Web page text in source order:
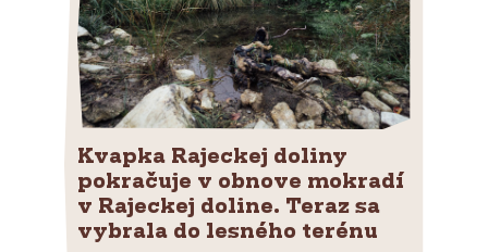
Kvapka Rajeckej doliny
pokračuje v obnove mokradí
v Rajeckej doline. Teraz sa
vybrala do lesného terénu